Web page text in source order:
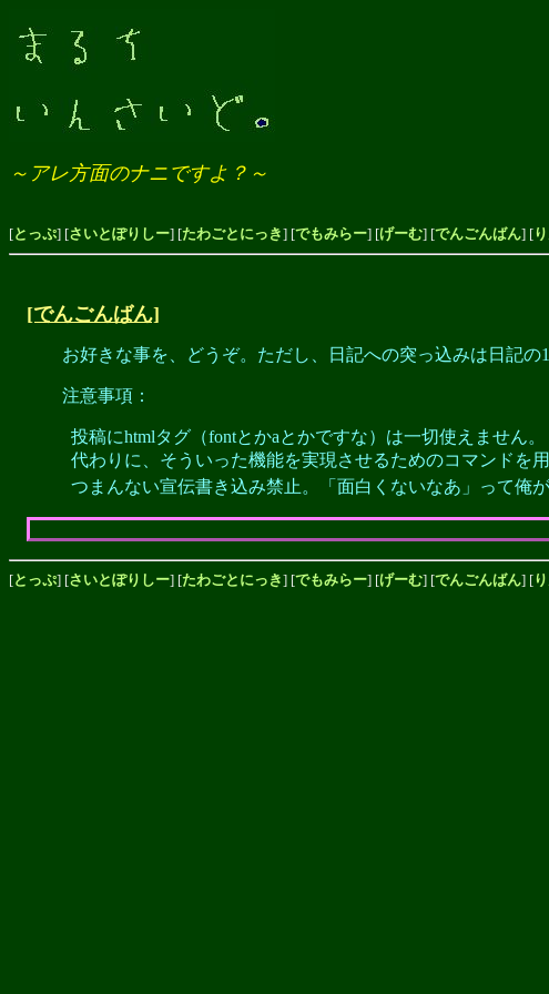
～アレ方面のナニですよ？～
[とっぷ] [さいとぽりしー] [たわごとにっき] [でもみらー] [げーむ] [でんごんばん] [
[でんごんばん]
お好きな事を、どうぞ。ただし、日記への突っ込みは日記
注意事項：
投稿にhtmlタグ（fontとかaとかですな）は一切使えません。
代わりに、そういった機能を実現させるためのコマンドを
つまんない宣伝書き込み禁止。「面白くないなあ」って俺
[とっぷ] [さいとぽりしー] [たわごとにっき] [でもみらー] [げーむ] [でんごんばん] [